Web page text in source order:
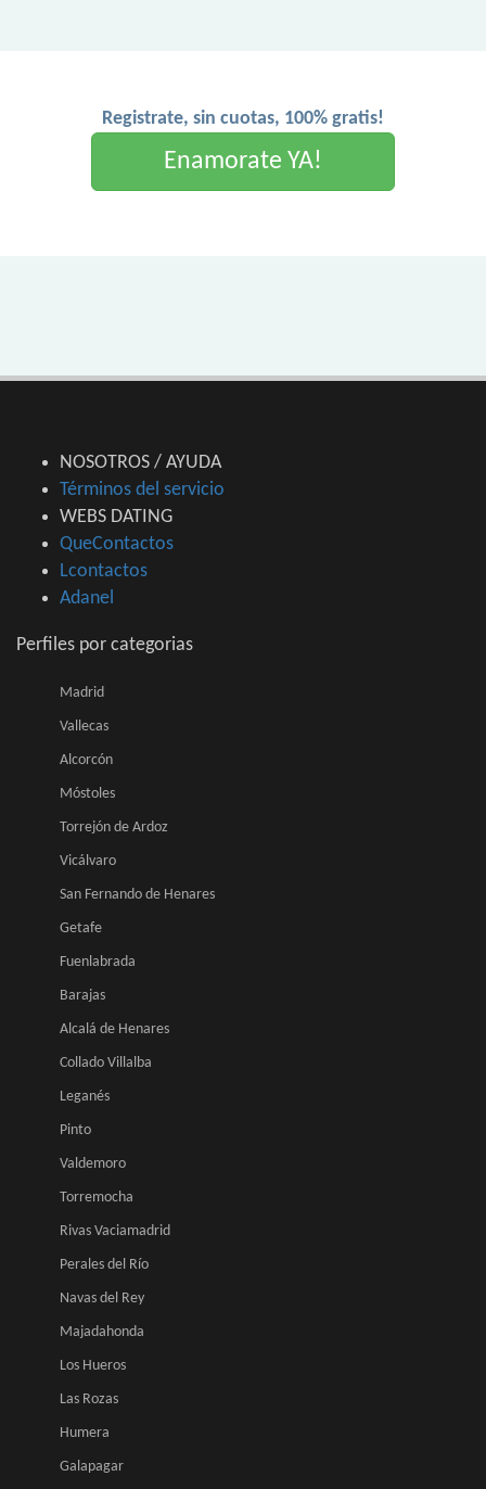
Registrate, sin cuotas, 100% gratis!
Enamorate YA!
NOSOTROS / AYUDA
Términos del servicio
WEBS DATING
QueContactos
Lcontactos
Adanel
Perfiles por categorias
Madrid
Vallecas
Alcorcón
Móstoles
Torrejón de Ardoz
Vicálvaro
San Fernando de Henares
Getafe
Fuenlabrada
Barajas
Alcalá de Henares
Collado Villalba
Leganés
Pinto
Valdemoro
Torremocha
Rivas Vaciamadrid
Perales del Río
Navas del Rey
Majadahonda
Los Hueros
Las Rozas
Humera
Galapagar